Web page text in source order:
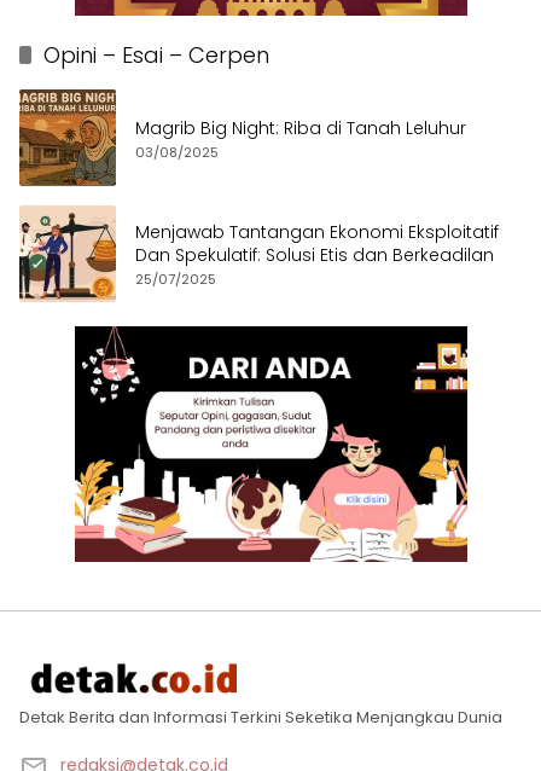
Opini – Esai – Cerpen
Magrib Big Night: Riba di Tanah Leluhur
03/08/2025
Menjawab Tantangan Ekonomi Eksploitatif
Dan Spekulatif: Solusi Etis dan Berkeadilan
25/07/2025
Detak Berita dan Informasi Terkini Seketika Menjangkau Dunia
redaksi@detak.co.id